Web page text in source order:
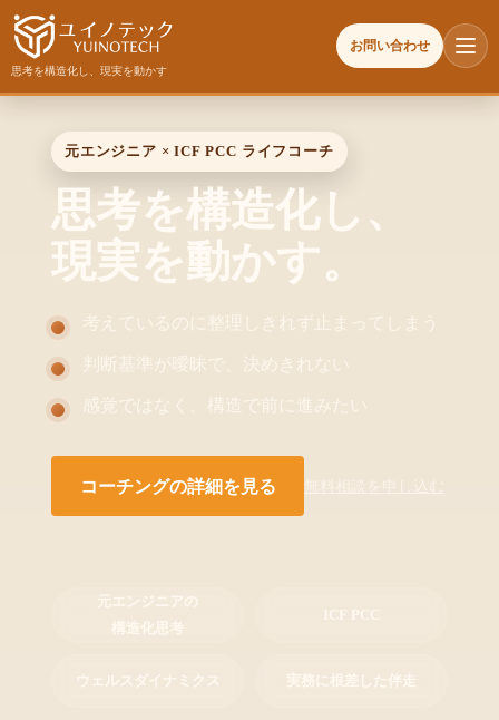
思考を構造化し、現実を動かす
お問い合わせ
元エンジニア × ICF PCC ライフコーチ
思考を構造化し、
現実を動かす。
考えているのに整理しきれず止まってしまう
コーチングの詳細を見る
元エンジニアの
構造化思考